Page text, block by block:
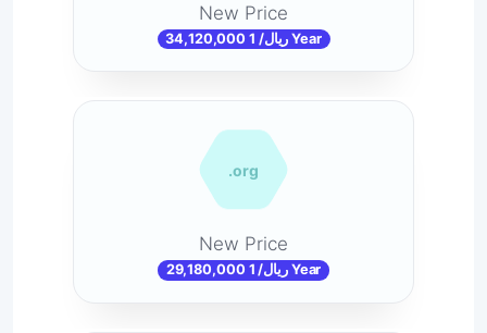
New Price
34,120,000 ریال/ 1 Year
.org
New Price
29,180,000 ریال/ 1 Year